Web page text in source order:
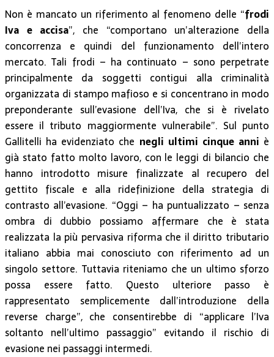
Non è mancato un riferimento al fenomeno delle “frodi
Iva e accisa”, che “comportano un’alterazione della
concorrenza e quindi del funzionamento dell’intero
mercato. Tali frodi – ha continuato – sono perpetrate
principalmente da soggetti contigui alla criminalità
organizzata di stampo mafioso e si concentrano in modo
preponderante sull’evasione dell’Iva, che si è rivelato
essere il tributo maggiormente vulnerabile”. Sul punto
Gallitelli ha evidenziato che negli ultimi cinque anni è
già stato fatto molto lavoro, con le leggi di bilancio che
hanno introdotto misure finalizzate al recupero del
gettito fiscale e alla ridefinizione della strategia di
contrasto all’evasione. “Oggi – ha puntualizzato – senza
ombra di dubbio possiamo affermare che è stata
realizzata la più pervasiva riforma che il diritto tributario
italiano abbia mai conosciuto con riferimento ad un
singolo settore. Tuttavia riteniamo che un ultimo sforzo
possa essere fatto. Questo ulteriore passo è
rappresentato semplicemente dall’introduzione della
reverse charge”, che consentirebbe di “applicare l’Iva
soltanto nell’ultimo passaggio” evitando il rischio di
evasione nei passaggi intermedi.